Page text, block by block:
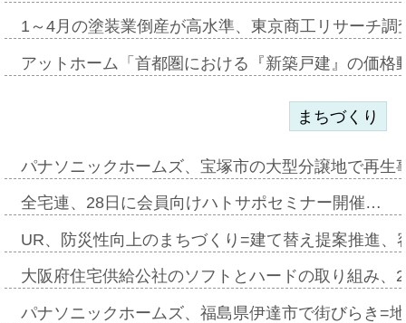
1～4月の塗装業倒産が高水準、東京商工リサーチ
アットホーム「首都圏における『新築戸建』の価
まちづくり
パナソニックホームズ、宝塚市の大型分譲地で再
全宅連、28日に会員向けハトサポセミナー開催…
UR、防災性向上のまちづくり=建て替え提案推進
大阪府住宅供給公社のソフトとハードの取り組み
パナソニックホームズ、福島県伊達市で街びらき=